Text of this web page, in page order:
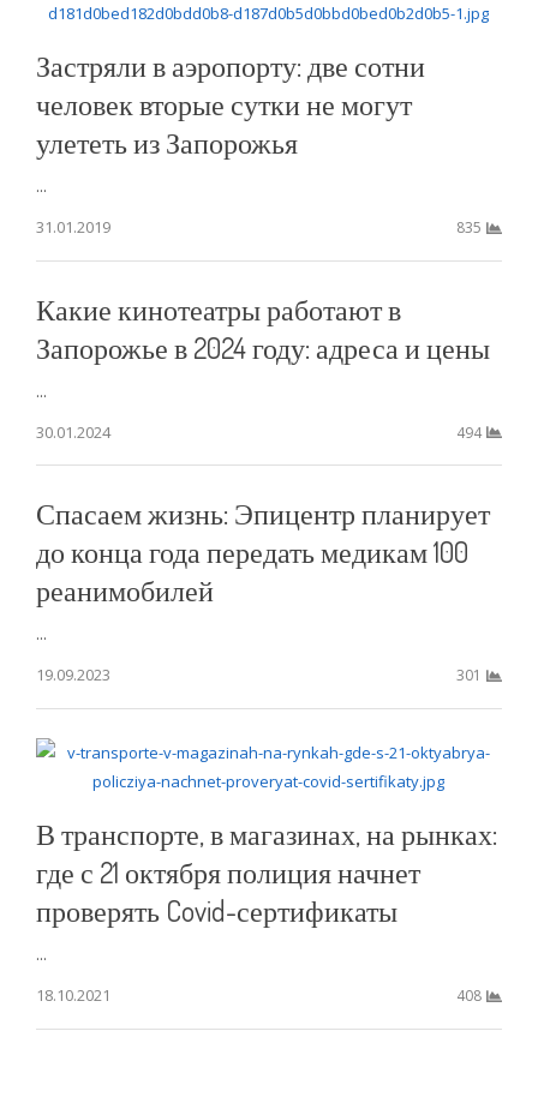
Застряли в аэропорту: две сотни
человек вторые сутки не могут
улететь из Запорожья
...
31.01.2019
835
Какие кинотеатры работают в
Запорожье в 2024 году: адреса и цены
...
30.01.2024
494
Спасаем жизнь: Эпицентр планирует
до конца года передать медикам 100
реанимобилей
...
19.09.2023
301
В транспорте, в магазинах, на рынках:
где с 21 октября полиция начнет
проверять Covid-сертификаты
...
18.10.2021
408